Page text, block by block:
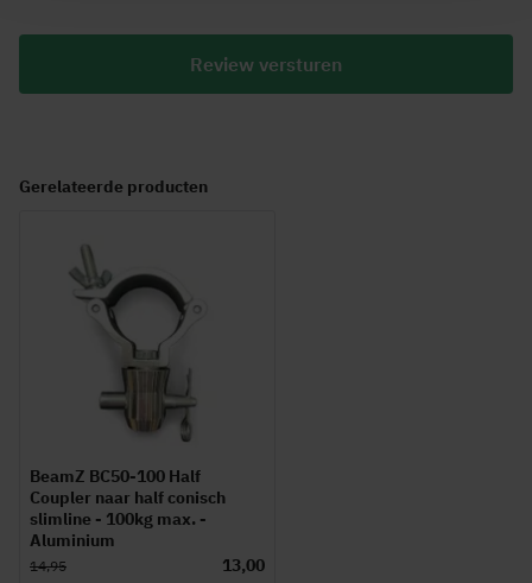
Review versturen
Gerelateerde producten
BeamZ BC50-100 Half
Coupler naar half conisch
slimline - 100kg max. -
Aluminium
13,00
14,95